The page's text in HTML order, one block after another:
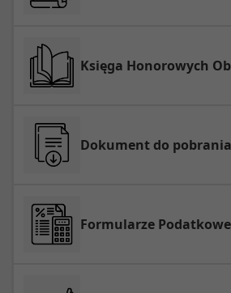
Księga Honorowych
Dokument do pobrania
Formularze Podatkowe